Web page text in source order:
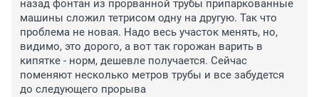
назад фонтан из прорванной трубы припаркованные
машины сложил тетрисом одну на другую. Так что
проблема не новая. Надо весь участок менять, но,
видимо, это дорого, а вот так горожан варить в
кипятке - норм, дешевле получается. Сейчас
поменяют несколько метров трубы и все забудется
до следующего прорыва